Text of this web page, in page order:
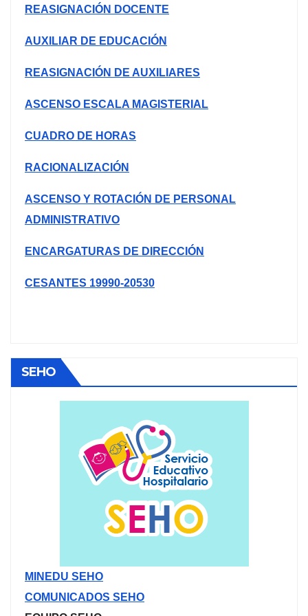
REASIGNACIÓN DOCENTE
AUXILIAR DE EDUCACIÓN
REASIGNACIÓN DE AUXILIARES
ASCENSO ESCALA MAGISTERIAL
CUADRO DE HORAS
RACIONALIZACIÓN
ASCENSO Y ROTACIÓN DE PERSONAL
ADMINISTRATIVO
ENCARGATURAS DE DIRECCIÓN
CESANTES 19990-20530
SEHO
MINEDU SEHO
COMUNICADOS SEHO